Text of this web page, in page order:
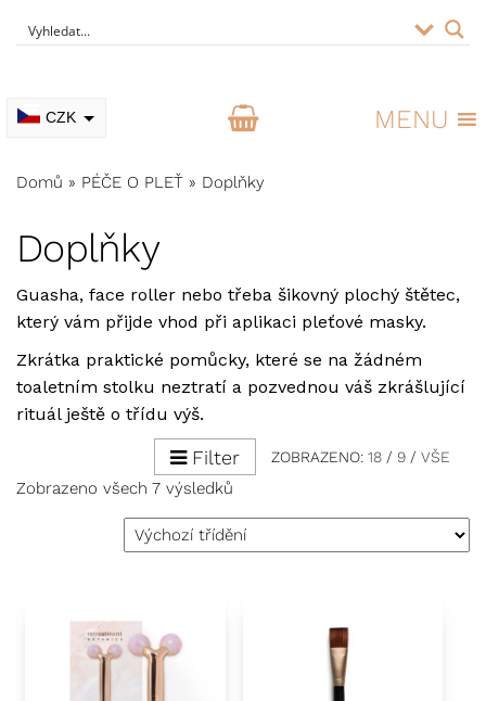
ELABELA Beauty Kvalitní kosmetika pro vás
CZK MENU
Domů » PÉČE O PLEŤ » Doplňky
Doplňky
Guasha, face roller nebo třeba šikovný plochý štětec,
který vám přijde vhod při aplikaci pleťové masky.
Zkrátka praktické pomůcky, které se na žádném
toaletním stolku neztratí a pozvednou váš zkrášlující
rituál ještě o třídu výš.
ZOBRAZENO: 18 / 9 / VŠE
Filter
Zobrazeno všech 7 výsledků